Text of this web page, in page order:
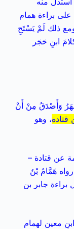
براءة همام
ذلك لَمْ يَسْتَحِ
ابنِ حَجَر
وَأَصْدَقُ مِنْ أَنْ
قتادة، وهو
عن قتادة –
هَمَّامُ بْنُ
جابر بن
معين لهمام